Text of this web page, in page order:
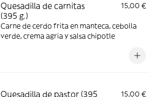
Quesadilla de carnitas
(395 g.)
15,00 €
Carne de cerdo frita en manteca, cebolla
verde, crema agria y salsa chipotle
Quesadilla de pastor (395
15,00 €